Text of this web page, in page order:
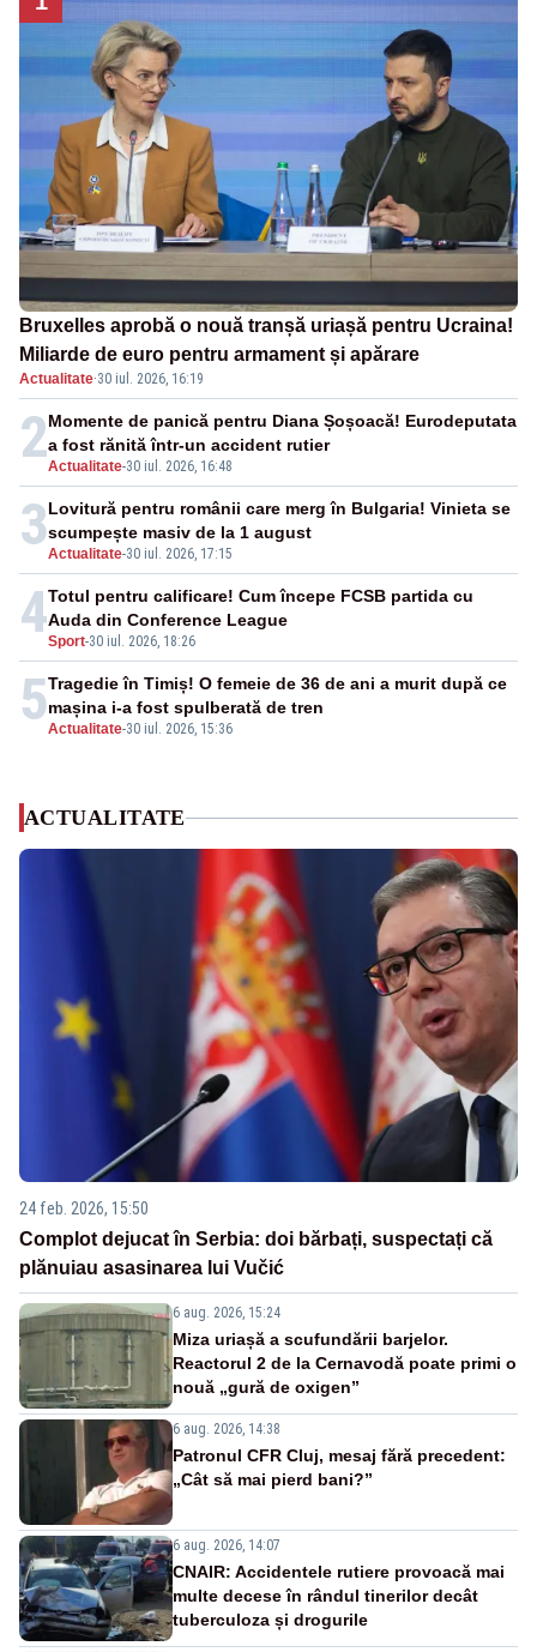
Bruxelles aprobă o nouă tranșă uriașă pentru Ucraina!
Miliarde de euro pentru armament și apărare
Actualitate·30 iul. 2026, 16:19
2Actualitate-30 iul. 2026, 16:48
Momente de panică pentru Diana Șoșoacă! Eurodeputata
a fost rănită într-un accident rutier
3Actualitate-30 iul. 2026, 17:15
Lovitură pentru românii care merg în Bulgaria! Vinieta se
scumpește masiv de la 1 august
4Sport-30 iul. 2026, 18:26
Totul pentru calificare! Cum începe FCSB partida cu
Auda din Conference League
5Actualitate-30 iul. 2026, 15:36
Tragedie în Timiș! O femeie de 36 de ani a murit după ce
mașina i-a fost spulberată de tren
ACTUALITATE
24 feb. 2026, 15:50
Complot dejucat în Serbia: doi bărbați, suspectați că
plănuiau asasinarea lui Vučić
6 aug. 2026, 15:24
Miza uriașă a scufundării barjelor.
Reactorul 2 de la Cernavodă poate primi o
nouă „gură de oxigen”
6 aug. 2026, 14:38
Patronul CFR Cluj, mesaj fără precedent:
„Cât să mai pierd bani?”
6 aug. 2026, 14:07
CNAIR: Accidentele rutiere provoacă mai
multe decese în rândul tinerilor decât
tuberculoza și drogurile